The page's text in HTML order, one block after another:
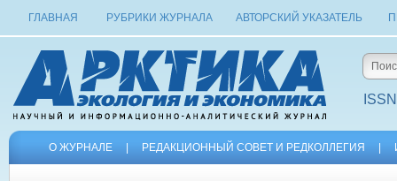
ГЛАВНАЯ РУБРИКИ ЖУРНАЛА АВТОРСКИЙ УКАЗАТЕЛЬ
О ЖУРНАЛЕ РЕДАКЦИОННЫЙ СОВЕТ И РЕДКОЛЛЕГИЯ